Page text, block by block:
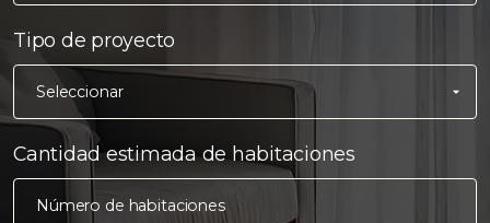
Tipo de proyecto
Cantidad estimada de habitaciones